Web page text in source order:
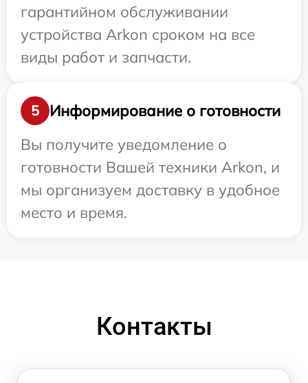
гарантийном обслуживании
устройства Arkon сроком на все
виды работ и запчасти.
5
Информирование о готовности
Вы получите уведомление о
готовности Вашей техники Arkon, и
мы организуем доставку в удобное
место и время.
Контакты